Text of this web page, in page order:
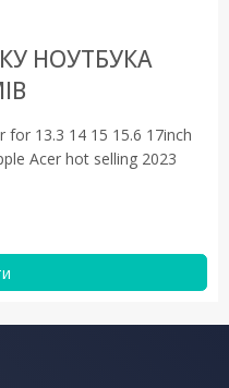
НОУТБУКА
13.3 14 15 15.6 17inch
Acer hot selling 2023